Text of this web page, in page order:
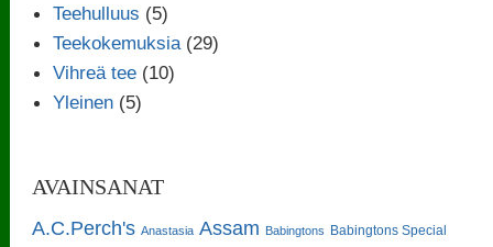
Teehulluus (5)
Teekokemuksia (29)
Vihreä tee (10)
Yleinen (5)
AVAINSANAT
A.C.Perch's Anastasia Assam Babingtons Babingtons Special